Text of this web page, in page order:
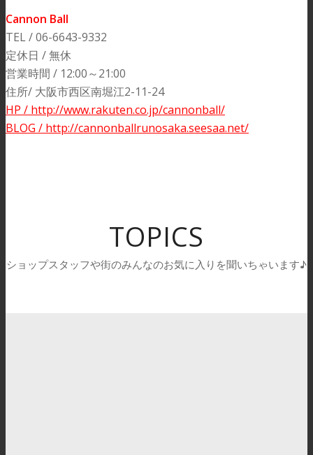
Cannon Ball
TEL / 06-6643-9332
定休日 / 無休
営業時間 / 12:00～21:00
住所/ 大阪市西区南堀江2-11-24
HP / http://www.rakuten.co.jp/cannonball/
BLOG / http://cannonballrunosaka.seesaa.net/
TOPICS
ショップスタッフや街のみんなのお気に入りを聞いちゃいます♪